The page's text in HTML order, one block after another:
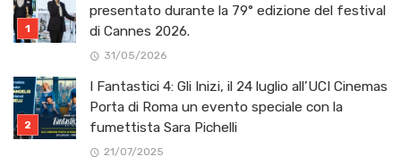
presentato durante la 79° edizione del festival
di Cannes 2026.
31/05/2026
I Fantastici 4: Gli Inizi, il 24 luglio all’UCI Cinemas
Porta di Roma un evento speciale con la
fumettista Sara Pichelli
21/07/2025